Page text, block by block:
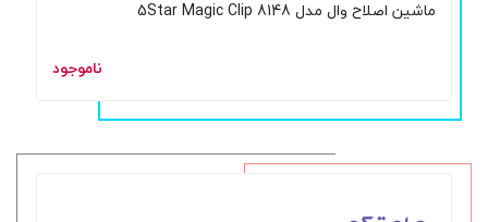
ماشین اصلاح وال مدل 5Star Magic Clip 8148
ناموجود